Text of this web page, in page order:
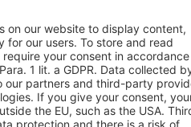
Lastesikrings
utvides